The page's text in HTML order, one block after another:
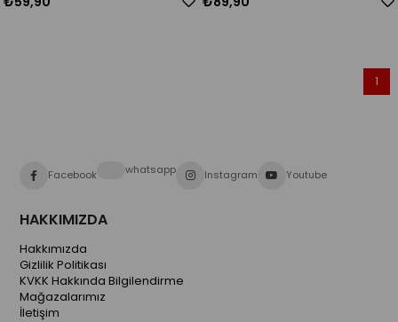
1
Facebook whatsapp Instagram Youtube
HAKKIMIZDA
Hakkımızda
Gizlilik Politikası
KVKK Hakkında Bilgilendirme
Mağazalarımız
İletişim